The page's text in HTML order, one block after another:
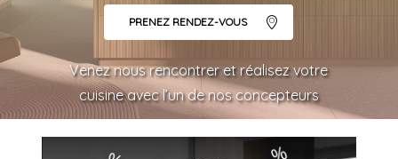
PRENEZ RENDEZ-VOUS
Venez nous rencontrer et réalisez votre
cuisine avec l’un de nos concepteurs